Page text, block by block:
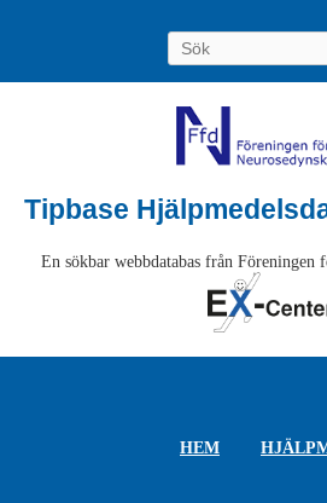
Tipbase
En sökbar webbdatabas från Föreningen
HEM